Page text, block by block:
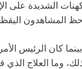
الشديدة على
لاحظ المشاهدون
الأمريكي، البالغ من
وما العلاج الذي